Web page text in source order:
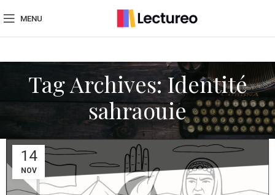
MENU
Tag Archives: Identité
sahraouie
14
NOV